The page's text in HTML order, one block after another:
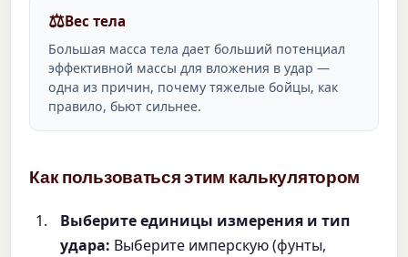
⚖️Вес тела
Большая масса тела дает больший потенциал
эффективной массы для вложения в удар —
одна из причин, почему тяжелые бойцы, как
правило, бьют сильнее.
Как пользоваться этим калькулятором
Выберите единицы измерения и тип
удара: Выберите имперскую (фунты,